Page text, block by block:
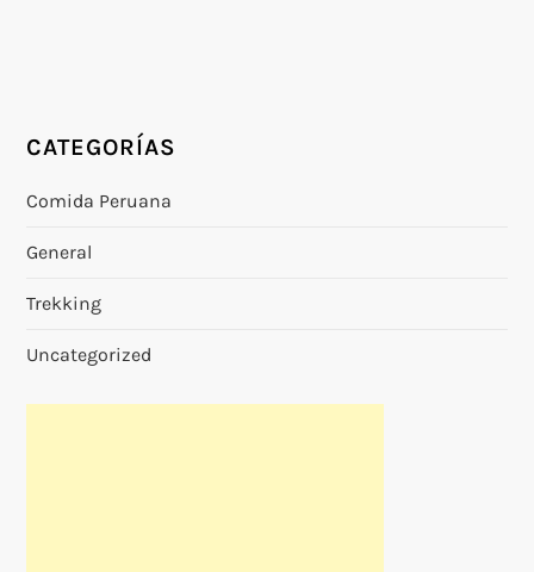
CATEGORÍAS
Comida Peruana
General
Trekking
Uncategorized